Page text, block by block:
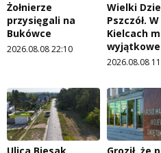
Żołnierze
przysięgali na
Bukówce
2026.08.08 22:10
Wielki
Pszczół. W
Kielcach
2026.08.08